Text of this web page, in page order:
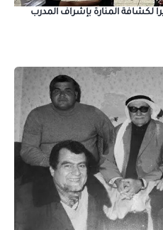
لكشافة المنارة بإشراف المدرب